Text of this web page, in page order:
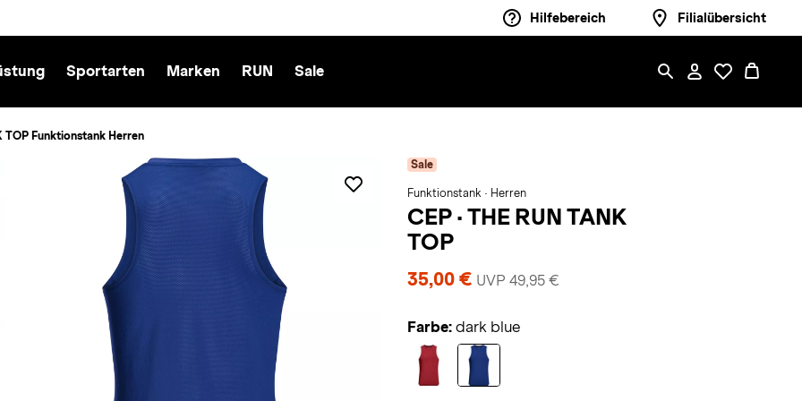
Hilfebereich Filialübersicht
Sportarten Marken RUN Sale
TOP Funktionstank Herren
Sale
Funktionstank · Herren
CEP · THE RUN TANK
TOP
35,00 € UVP 49,95 €
Farbe: dark blue